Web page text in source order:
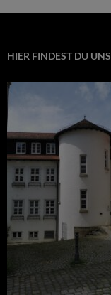
HIER FINDEST DU UNS